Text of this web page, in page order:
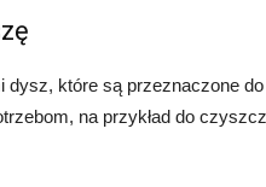
które są przeznaczone
na przykład do